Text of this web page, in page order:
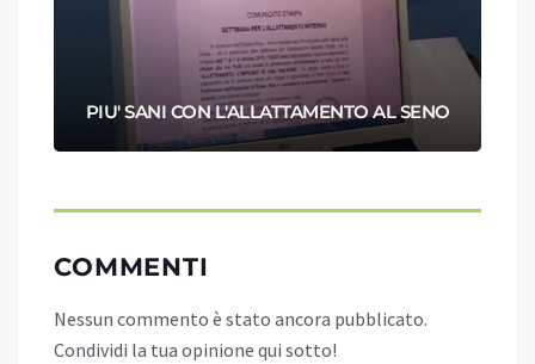
PIU' SANI CON L'ALLATTAMENTO AL SENO
COMMENTI
Nessun commento è stato ancora pubblicato.
Condividi la tua opinione qui sotto!